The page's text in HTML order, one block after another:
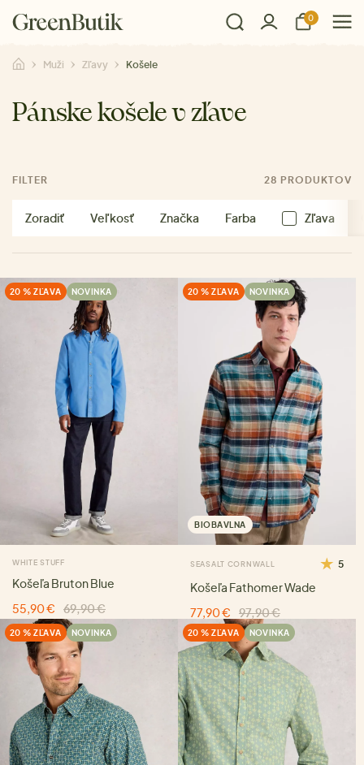
0
Muži Zľavy Košele
Pánske košele v zľave
FILTER 28 PRODUKTOV
Zoradiť Veľkosť Značka Farba Zľava
20 % ZĽAVA NOVINKA
WHITE STUFF
Košeľa Bruton Blue
55,90 €
69,90 €
20 % ZĽAVA NOVINKA
BIOBAVLNA
SEASALT CORNWALL 5
Košeľa Fathomer Wade
77,90 €
97,90 €
20 % ZĽAVA NOVINKA 20 % ZĽAVA NOVINKA